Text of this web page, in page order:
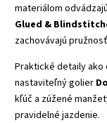
materiálom
Glued &
zachovávajú
Praktické detaily ako
nastaviteľný golier
kľúč a zúžené
pravidelné jazdenie.